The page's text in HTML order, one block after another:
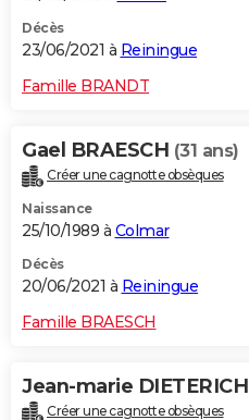
Décès
23/06/2021 à Reiningue
Famille BRANDT
Gael BRAESCH (31 ans)
Créer une cagnotte obsèques
Naissance
25/10/1989 à Colmar
Décès
20/06/2021 à Reiningue
Famille BRAESCH
Jean-marie DIETERICH
Créer une cagnotte obsèques